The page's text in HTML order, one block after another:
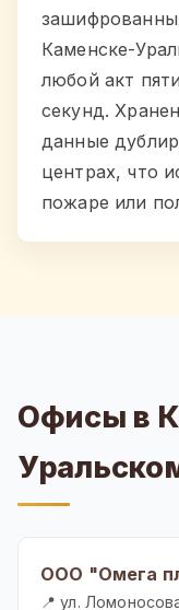
Каменске-
любой акт
секунд.
данные
центрах, что
пожаре или
Офисы в
ООО "Омега
📍 ул.